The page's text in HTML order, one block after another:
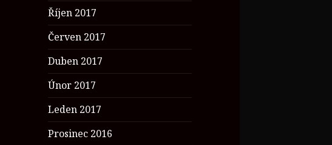
Říjen 2017
Červen 2017
Duben 2017
Únor 2017
Leden 2017
Prosinec 2016